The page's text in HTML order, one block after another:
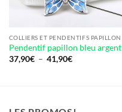
COLLIERS ET PENDENTIFS PAPILLON
Pendentif papillon bleu argent
37,90€ – 41,90€Plage